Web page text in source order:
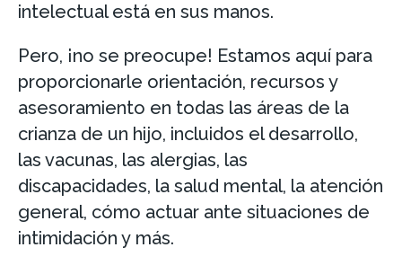
intelectual está en sus manos.
Pero, ¡no se preocupe! Estamos aquí para
proporcionarle orientación, recursos y
asesoramiento en todas las áreas de la
crianza de un hijo, incluidos el desarrollo,
las vacunas, las alergias, las
discapacidades, la salud mental, la atención
general, cómo actuar ante situaciones de
intimidación y más.